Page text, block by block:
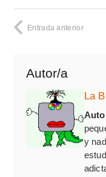
Entrada anterior
Autor/a
La
y